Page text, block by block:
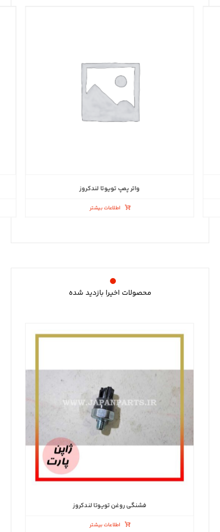
واتر پمپ تویوتا لندکروز
اطلاعات بیشتر
محصولات اخیرا بازدید شده
فشنگی روغن تویوتا لندکروز
اطلاعات بیشتر